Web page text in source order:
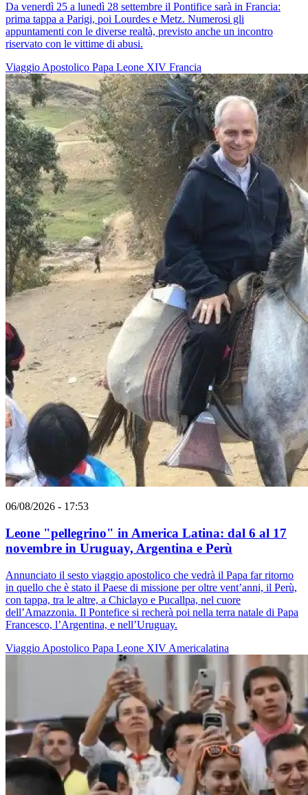
Da venerdì 25 a lunedì 28 settembre il Pontifice sarà in Francia:
prima tappa a Parigi, poi Lourdes e Metz. Numerosi gli
appuntamenti con le diverse realtà, previsto anche un incontro
riservato con le vittime di abusi.
Viaggio Apostolico Papa Leone XIV Francia
06/08/2026 - 17:53
Leone "pellegrino" in America Latina: dal 6 al 17
novembre in Uruguay, Argentina e Perù
Annunciato il sesto viaggio apostolico che vedrà il Papa far ritorno
in quello che è stato il Paese di missione per oltre vent’anni, il Perù,
con tappa, tra le altre, a Chiclayo e Pucallpa, nel cuore
dell’Amazzonia. Il Pontefice si recherà poi nella terra natale di Papa
Francesco, l’Argentina, e nell’Uruguay.
Viaggio Apostolico Papa Leone XIV Americalatina